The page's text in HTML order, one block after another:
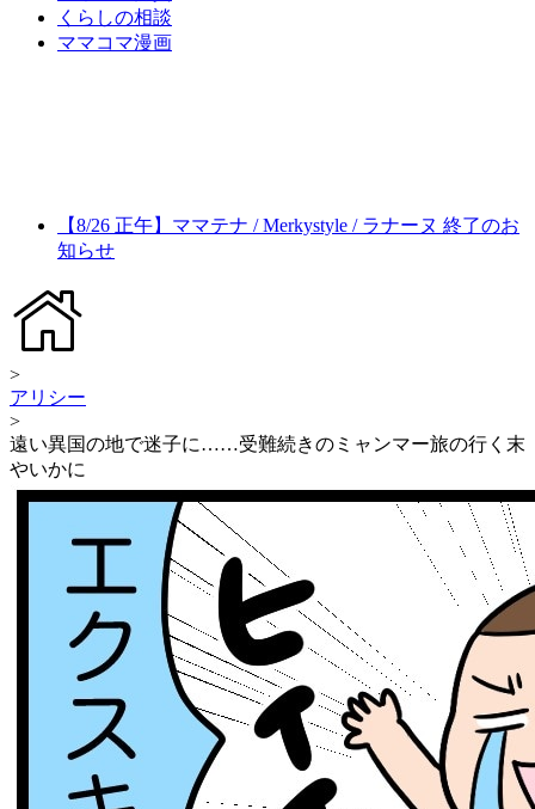
くらしの相談
ママコマ漫画
【8/26 正午】ママテナ / Merkystyle / ラナーヌ 終了のお
知らせ
>
アリシー
>
遠い異国の地で迷子に……受難続きのミャンマー旅の行く末
やいかに